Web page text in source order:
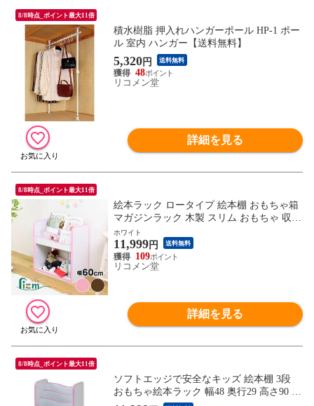
8/8時点_ポイント最大11倍
積水樹脂 押入れハンガーポール HP-1 ポー
ル 室内 ハンガー【送料無料】
5,320円 送料無料
48
リコメン堂
詳細を見る
8/8時点_ポイント最大11倍
絵本ラック ロータイプ 絵本棚 おもちゃ箱
マガジンラック 木製 スリム おもちゃ 収納
ラック コンパクト 子供用 本棚 薄型 おも
ちゃ収納 整理箱 おもちゃラック【送料無
料】
ホワイト
11,999円 送料無料
109
リコメン堂
詳細を見る
8/8時点_ポイント最大11倍
ソフトエッジで安全なキッズ 絵本棚 3段
おもちゃ絵本ラック 幅48 奥行29 高さ90 こ